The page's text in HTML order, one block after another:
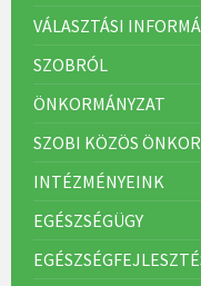
VÁLASZTÁSI
SZOBRÓL
ÖNKORMÁNYZAT
SZOBI KÖZÖS
INTÉZMÉNYEINK
EGÉSZSÉGÜGY